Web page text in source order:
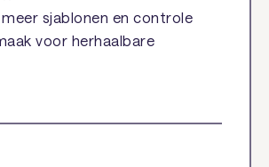
sjablonen en controle
voor herhaalbare